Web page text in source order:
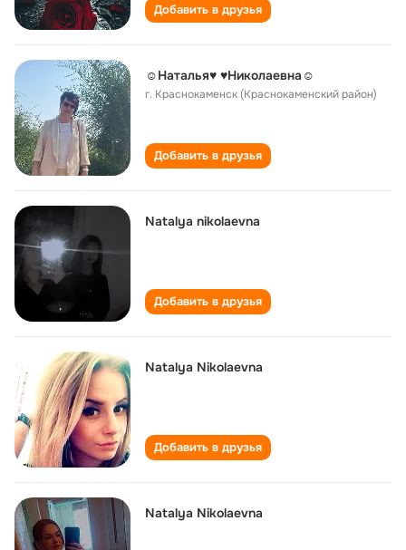
Добавить в друзья
☺Наталья♥ ♥Николаевна☺
г. Краснокаменск (Краснокаменский район)
Добавить в друзья
Natalya nikolaevna
Добавить в друзья
Natalya Nikolaevna
Добавить в друзья
Natalya Nikolaevna